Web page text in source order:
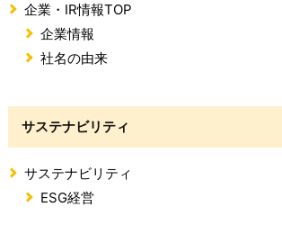
企業・IR情報TOP
企業情報
社名の由来
サステナビリティ
サステナビリティ
ESG経営